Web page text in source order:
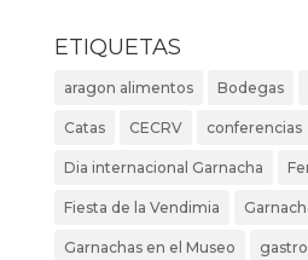
ETIQUETAS
aragon alimentos Bodegas
Catas CECRV conferencias
Dia internacional Garnacha
Fiesta de la Vendimia
Garnachas en el Museo